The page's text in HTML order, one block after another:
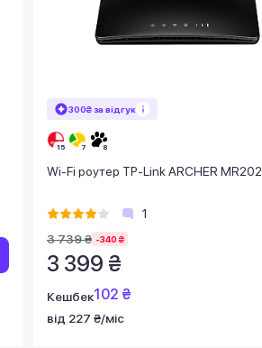
300₴ за відгук
Wi-Fi роутер TP-Link ARCHER MR202
1
3 739 ₴ -340 ₴
3 399 ₴
Кешбек102 ₴
від 227 ₴/міс